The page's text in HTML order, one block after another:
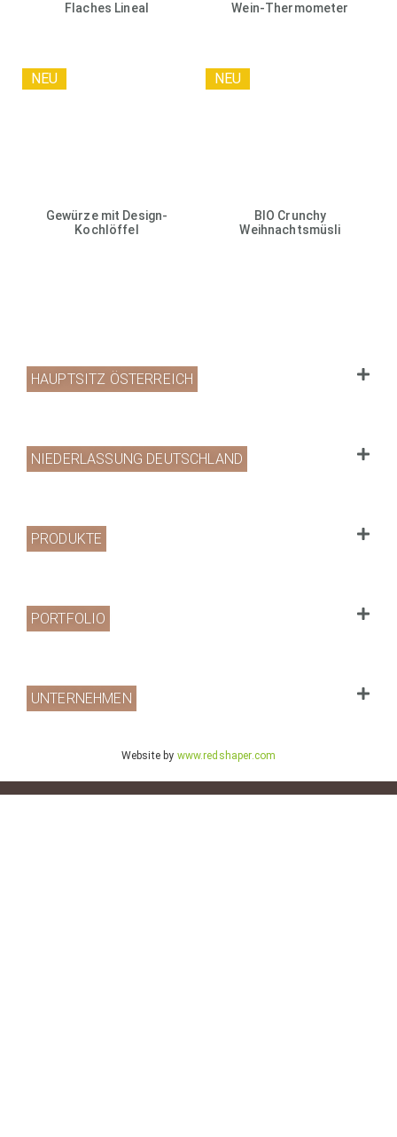
Flaches Lineal Wein-Thermometer
Gewürze mit Design-
Kochlöffel
NEU
BIO Crunchy
Weihnachtsmüsli
NEU
HAUPTSITZ ÖSTERREICH
NIEDERLASSUNG DEUTSCHLAND
PRODUKTE
PORTFOLIO
UNTERNEHMEN
Website by www.redshaper.com